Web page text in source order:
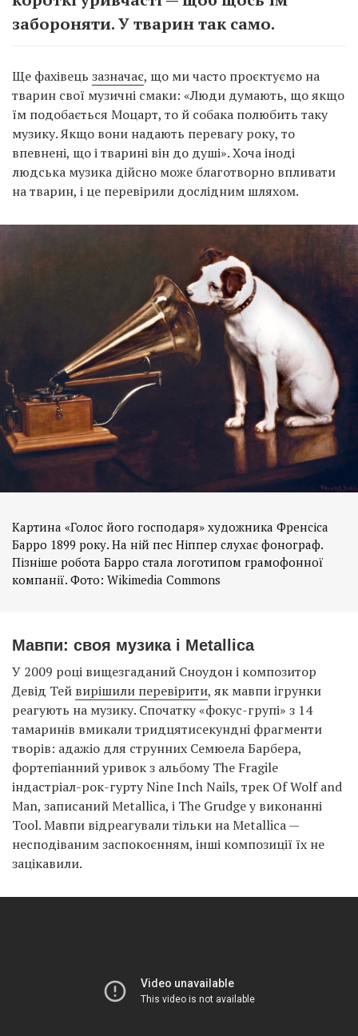
забороняти. У тварин так само.
Ще фахівець зазначає, що ми часто проєктуємо на
тварин свої музичні смаки: «Люди думають, що якщо
їм подобається Моцарт, то й собака полюбить таку
музику. Якщо вони надають перевагу року, то
впевнені, що і тварині він до душі». Хоча іноді
людська музика дійсно може благотворно впливати
на тварин, і це перевірили дослідним шляхом.
Картина «Голос його господаря» художника Френсіса
Барро 1899 року. На ній пес Ніппер слухає фонограф.
Пізніше робота Барро стала логотипом грамофонної
компанії. Фото: Wikimedia Commons
Мавпи: своя музика і Metallica
У 2009 році вищезгаданий Сноудон і композитор
Девід Тей вирішили перевірити, як мавпи ігрунки
реагують на музику. Спочатку «фокус-групі» з 14
тамаринів вмикали тридцятисекундні фрагменти
творів: адажіо для струнних Семюела Барбера,
фортепіанний уривок з альбому The Fragile
індастріал-рок-гурту Nine Inch Nails, трек Of Wolf and
Man, записаний Metallica, і The Grudge у виконанні
Tool. Мавпи відреагували тільки на Metallica —
несподіваним заспокоєнням, інші композиції їх не
зацікавили.